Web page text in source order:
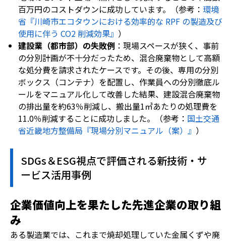
百万円のコストダウンに成功しています。（参考： 環境
省『川崎市エコタウンにおける効率的な RPF の製造及び
使用に伴う CO2 削減効果』 ）
建設業（都市部）の失敗例 ：現場スペースが狭く、事前
の分別計画が不十分だったため、混合廃棄物として高額
な処分費を請求されたケースです。その後、専用の分別
ボックス（コンテナ）を配置し、作業員への分別徹底ル
ールをマニュアル化して改善した結果、建設混合廃棄物
の排出量を約63％削減し、搬出量1㎥あたりの処理費を
11.0％削減することに成功しました。（参考： 国土交通
省近畿地方整備局『現場分別マニュアル（案）』 ）
SDGs＆ESG視点で評価される新技術・サ
ービス活用事例
企業価値向上を果たした先進企業の取り組
み
ある製造業では、これまで焼却処理していた金属くずや廃